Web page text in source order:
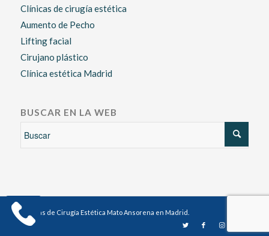
Clínicas de cirugía estética
Aumento de Pecho
Lifting facial
Cirujano plástico
Clínica estética Madrid
BUSCAR EN LA WEB
Clínicas de Cirugía Estética Mato Ansorena en Madrid.